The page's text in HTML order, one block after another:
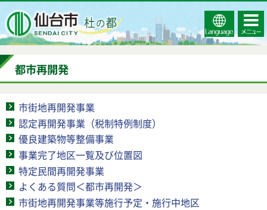
Select
Language
コンテ
ンツメ
ニュー
都市再開発
市街地再開発事業
認定再開発事業（税制特例制度）
優良建築物等整備事業
事業完了地区一覧及び位置図
特定民間再開発事業
よくある質問＜都市再開発＞
市街地再開発事業等施行予定・施行中地区